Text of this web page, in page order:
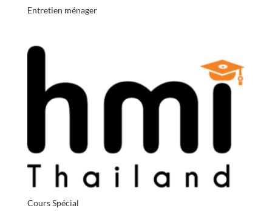
Entretien ménager
Cours Spécial